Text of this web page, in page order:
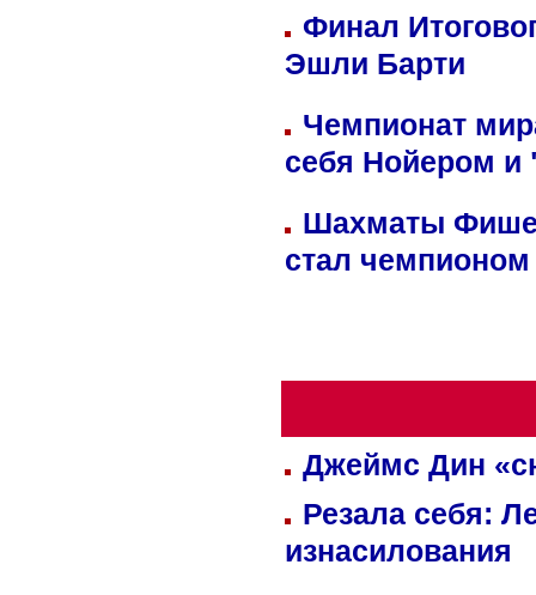
Финал
Эшли Барти
Чемпионат
себя Нойером и
Шахматы
стал
Джеймс Дин
Резала себя:
изнасилования